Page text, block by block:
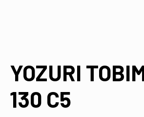
YOZURI
130 C5